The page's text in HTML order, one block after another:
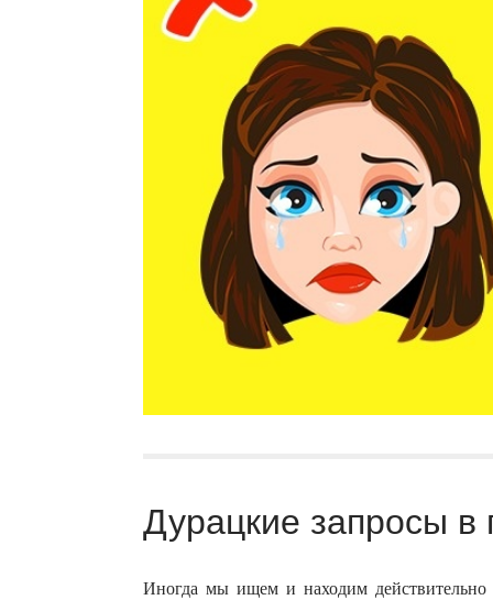
Дурацкие запросы в
Иногда мы ищем и находим